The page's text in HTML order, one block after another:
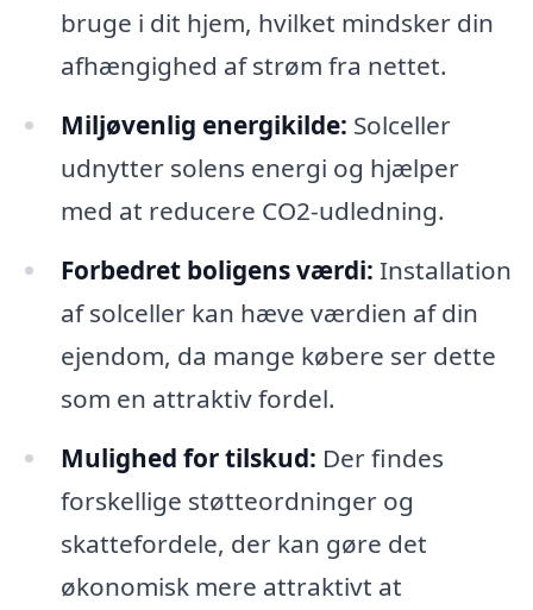
bruge i dit hjem, hvilket mindsker din
afhængighed af strøm fra nettet.
Miljøvenlig energikilde: Solceller
udnytter solens energi og hjælper
med at reducere CO2-udledning.
Forbedret boligens værdi: Installation
af solceller kan hæve værdien af din
ejendom, da mange købere ser dette
som en attraktiv fordel.
Mulighed for tilskud: Der findes
forskellige støtteordninger og
skattefordele, der kan gøre det
økonomisk mere attraktivt at